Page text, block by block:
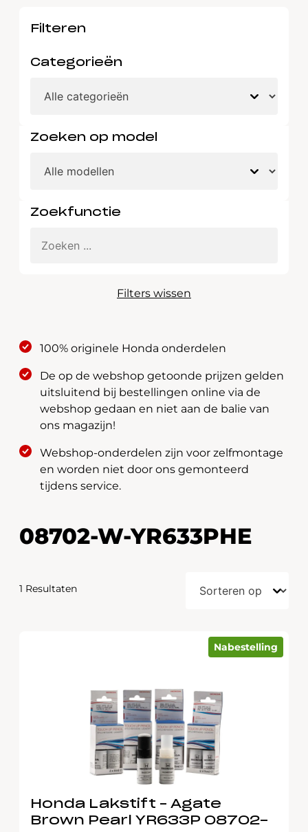
Filteren
Categorieën
Zoeken op model
Zoekfunctie
Filters wissen
100% originele Honda onderdelen
De op de webshop getoonde prijzen gelden
uitsluitend bij bestellingen online via de
webshop gedaan en niet aan de balie van
ons magazijn!
Webshop-onderdelen zijn voor zelfmontage
en worden niet door ons gemonteerd
tijdens service.
08702-W-YR633PHE
1 Resultaten
Nabestelling
Honda Lakstift – Agate
Brown Pearl YR633P 08702-